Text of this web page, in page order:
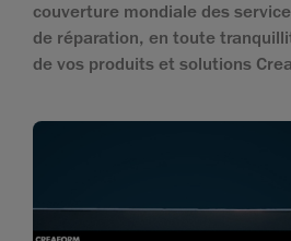
couverture mondiale des
de réparation, en toute
de vos produits et solutions